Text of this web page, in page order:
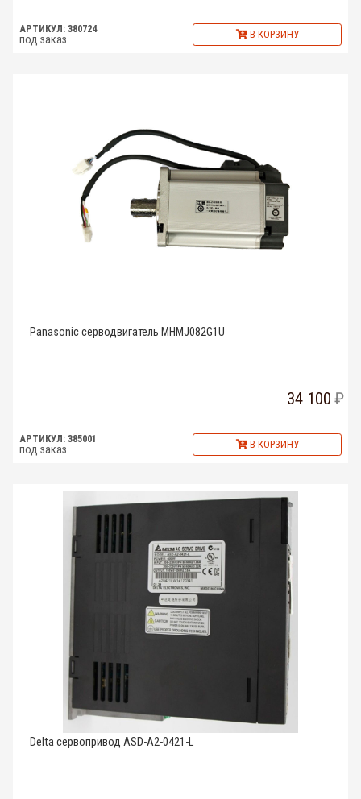
АРТИКУЛ: 380724
под заказ В КОРЗИНУ
Panasonic серводвигатель MHMJ082G1U
34 100
АРТИКУЛ: 385001
под заказ В КОРЗИНУ
Delta сервопривод ASD-A2-0421-L